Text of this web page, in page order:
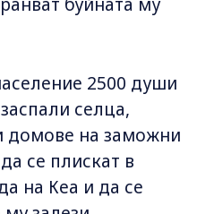
2500 души
селца,
домове на заможни
се плискат в
на Кеа и да се